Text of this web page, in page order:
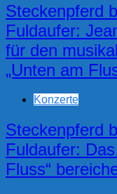
Steckenpferd
Fuldaufer:
für den
„Unten am
Konzerte
Steckenpferd
Fuldaufer:
Fluss“